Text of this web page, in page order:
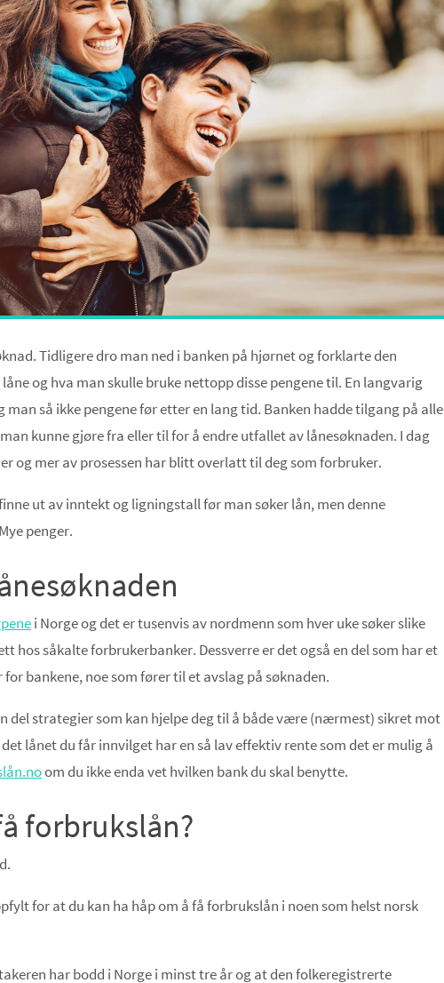
Tidligere dro man ned i banken på hjørnet og forklarte den
og hva man skulle bruke nettopp disse pengene til. En langvarig
man så ikke pengene før etter en lang tid. Banken hadde tilgang på alle
kunne gjøre fra eller til for å endre utfallet av lånesøknaden. I dag
og mer av prosessen har blitt overlatt til deg som forbruker.
ut av inntekt og ligningstall før man søker lån, men denne
penger.
i Norge og det er tusenvis av nordmenn som hver uke søker slike
hos såkalte forbrukerbanker. Dessverre er det også en del som har et
bankene, noe som fører til et avslag på søknaden.
del strategier som kan hjelpe deg til å både være (nærmest) sikret mot
lånet du får innvilget har en så lav effektiv rente som det er mulig å
om du ikke enda vet hvilken bank du skal benytte.
forbrukslån?
for at du kan ha håp om å få forbrukslån i noen som helst norsk
har bodd i Norge i minst tre år og at den folkeregistrerte